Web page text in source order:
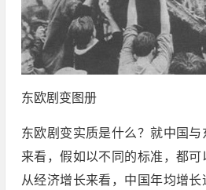
东欧剧变图册
东欧剧变实质是什么？就中国
来看，假如以不同的标准，都可
从经济增长来看，中国年均增